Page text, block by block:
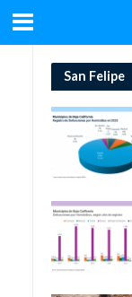
San Felipe